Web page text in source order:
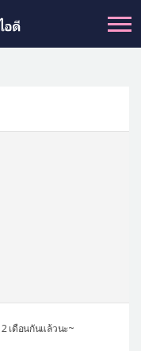
เดือนกันแล้วนะ~